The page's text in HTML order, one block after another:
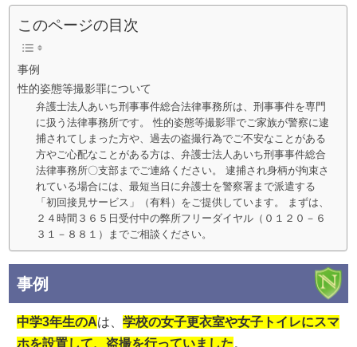
このページの目次
事例
性的姿態等撮影罪について
弁護士法人あいち刑事事件総合法律事務所は、刑事事件を専門
に扱う法律事務所です。 性的姿態等撮影罪でご家族が警察に逮
捕されてしまった方や、過去の盗撮行為でご不安なことがある
方やご心配なことがある方は、弁護士法人あいち刑事事件総合
法律事務所〇支部までご連絡ください。 逮捕され身柄が拘束さ
れている場合には、最短当日に弁護士を警察署まで派遣する
「初回接見サービス」（有料）をご提供しています。 まずは、
２４時間３６５日受付中の弊所フリーダイヤル（０１２０－６
３１－８８１）までご相談ください。
事例
中学3年生のAは、学校の女子更衣室や女子トイレにスマ
ホを設置して、盗撮を行っていました。